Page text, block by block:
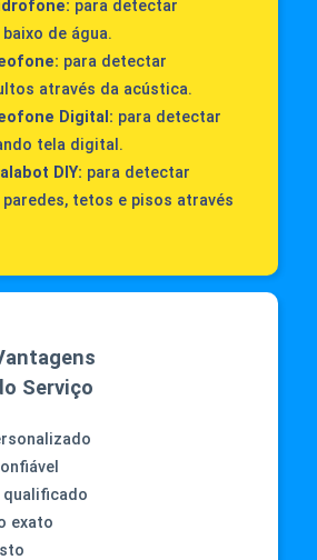
para detectar
de água.
para detectar
através da acústica.
Digital: para detectar
tela digital.
DIY: para detectar
paredes, tetos e pisos através
Serviço
exato